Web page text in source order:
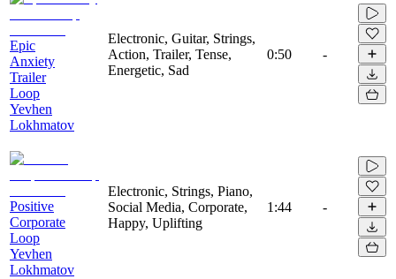
Epic
Anxiety
Trailer
Loop
Yevhen
Lokhmatov
Electronic, Guitar, Strings,
Action, Trailer, Tense,
Energetic, Sad
0:50 -
Positive
Corporate
Loop
Yevhen
Lokhmatov
Electronic, Strings, Piano,
Social Media, Corporate,
Happy, Uplifting
1:44 -